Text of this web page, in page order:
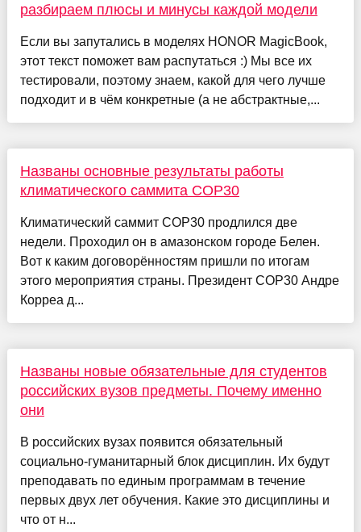
разбираем плюсы и минусы каждой модели
Если вы запутались в моделях HONOR MagicBook,
этот текст поможет вам распутаться :) Мы все их
тестировали, поэтому знаем, какой для чего лучше
подходит и в чём конкретные (а не абстрактные,...
Названы основные результаты работы
климатического саммита COP30
Климатический саммит COP30 продлился две
недели. Проходил он в амазонском городе Белен.
Вот к каким договорённостям пришли по итогам
этого мероприятия страны. Президент COP30 Андре
Корреа д...
Названы новые обязательные для студентов
российских вузов предметы. Почему именно
они
В российских вузах появится обязательный
социально-гуманитарный блок дисциплин. Их будут
преподавать по единым программам в течение
первых двух лет обучения. Какие это дисциплины и
что от н...